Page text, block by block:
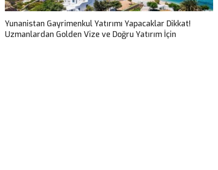
Yunanistan Gayrimenkul Yatırımı Yapacaklar Dikkat!
Uzmanlardan Golden Vize ve Doğru Yatırım İçin